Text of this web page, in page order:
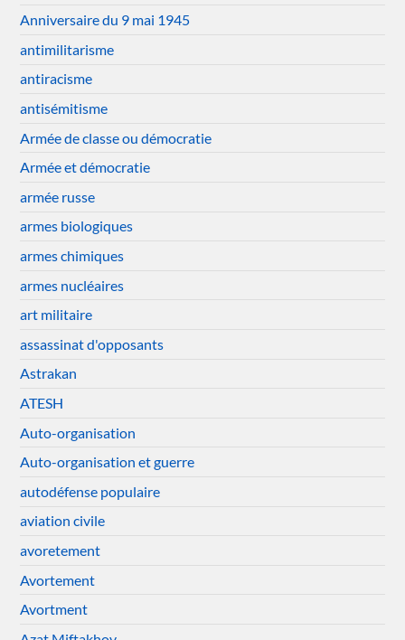
Anniversaire du 9 mai 1945
antimilitarisme
antiracisme
antisémitisme
Armée de classe ou démocratie
Armée et démocratie
armée russe
armes biologiques
armes chimiques
armes nucléaires
art militaire
assassinat d'opposants
Astrakan
ATESH
Auto-organisation
Auto-organisation et guerre
autodéfense populaire
aviation civile
avoretement
Avortement
Avortment